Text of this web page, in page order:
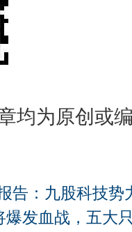
均为原创或
告：九股科技势
爆发血战，五大